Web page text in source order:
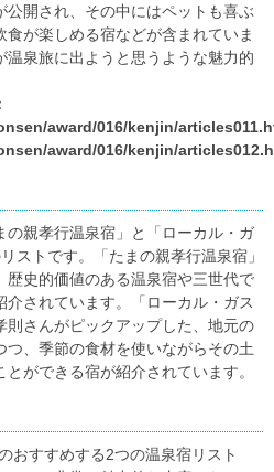
公開され、その中にはペットも喜ぶ
が楽しめる宿などが含まれていま
泉旅に出ようと思うような魅力的
award/016/kenjin/
award/016/kenjin/
の親孝行温泉宿」と「ローカル・ガ
ストです。「たまの親孝行温泉宿」
歴史的価値のある温泉宿や三世代で
介されています。「ローカル・ガス
則さんがピックアップした、地元の
、季節の食材を使いながらその土
ができる宿が紹介されています。
おすすめする2つの温泉宿リスト